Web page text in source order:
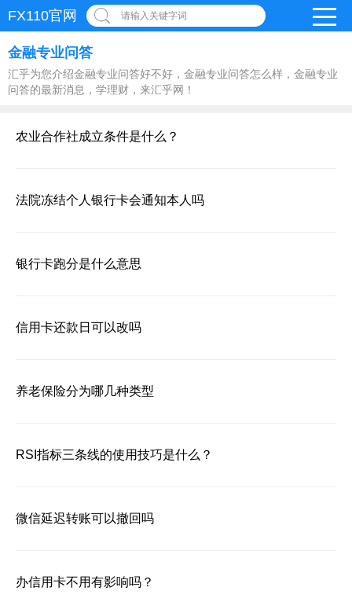
FX110官网 请输入关键字词
金融专业问答
汇乎为您介绍金融专业问答好不好，金融专业问答怎么样，金融专业
问答的最新消息，学理财，来汇乎网！
农业合作社成立条件是什么？
法院冻结个人银行卡会通知本人吗
银行卡跑分是什么意思
信用卡还款日可以改吗
养老保险分为哪几种类型
RSI指标三条线的使用技巧是什么？
微信延迟转账可以撤回吗
办信用卡不用有影响吗？